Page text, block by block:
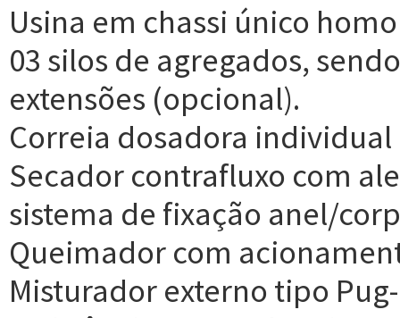
Usina em chassi único
03 silos de agregados,
extensões (opcional).
Correia dosadora
Secador contrafluxo com
sistema de fixação anel/
Queimador com
Misturador externo tipo